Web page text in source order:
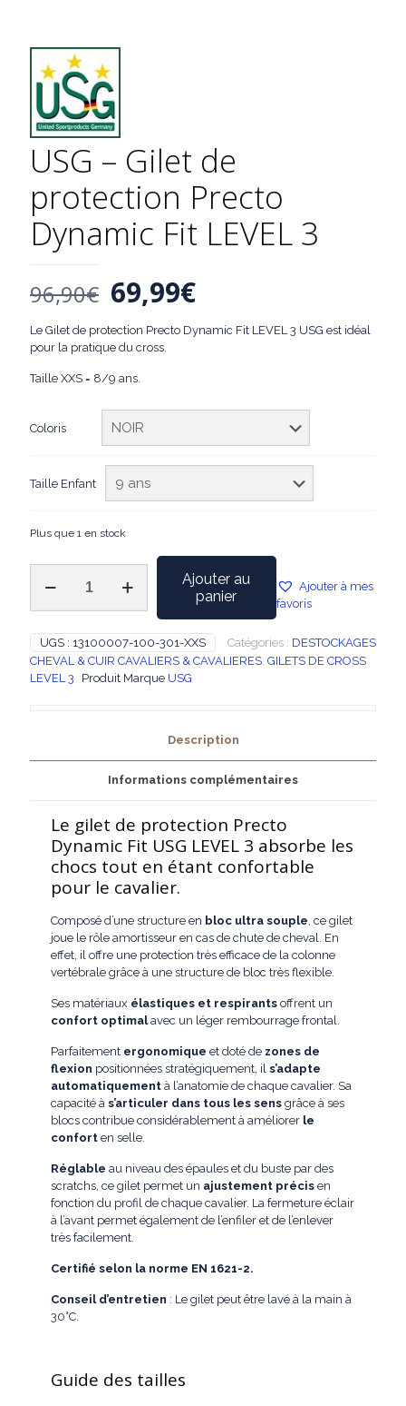
USG – Gilet de
protection Precto
Dynamic Fit LEVEL 3
96,90€ Le
prix
initial
était :
96,90€.
69,99€Le
prix
actuel
69,99€.
Le Gilet de protection Precto Dynamic Fit LEVEL 3 USG est idéal
pour la pratique du cross.
Taille XXS = 8/9 ans.
Coloris
Taille Enfant
Plus que 1 en stock
Gilet
de
protection
3
Ajouter au
panier
Ajouter à mes
favoris
UGS : 13100007-100-301-XXS Catégories : DESTOCKAGES
CHEVAL & CUIR CAVALIERS & CAVALIERES, GILETS DE CROSS
LEVEL 3
Produit Marque USG
Description
Informations complémentaires
Le gilet de protection Precto
Dynamic Fit USG LEVEL 3 absorbe les
chocs tout en étant confortable
pour le cavalier.
Composé d’une structure en bloc ultra souple, ce gilet
joue le rôle amortisseur en cas de chute de cheval. En
effet, il offre une protection très efficace de la colonne
vertébrale grâce à une structure de bloc très flexible.
Ses matériaux élastiques et respirants offrent un
confort optimalavec un léger rembourrage frontal.
Parfaitement ergonomique et doté de zones de
flexion positionnées stratégiquement, ils’adapte
automatiquement à l’anatomie de chaque cavalier. Sa
capacité às’articuler dans tous les sens grâce à ses
blocs contribue considérablement à améliorer le
confort en selle.
Réglable au niveau des épaules et du buste par des
scratchs, ce gilet permet un ajustement précis en
fonction du profil de chaque cavalier. La fermeture éclair
à l’avant permet également de l’enfiler et de l’enlever
très facilement.
Certifié selon la norme EN 1621-2.
Conseil d’entretien : Le gilet peut être lavé à la main à
30°C.
Guide des tailles